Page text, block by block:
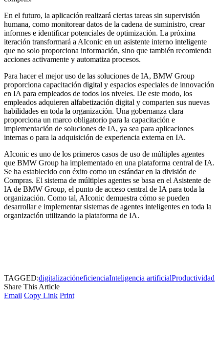
En el futuro, la aplicación realizará ciertas tareas sin supervisión
humana, como monitorear datos de la cadena de suministro, crear
informes e identificar potenciales de optimización. La próxima
iteración transformará a AIconic en un asistente interno inteligente
que no solo proporciona información, sino que también recomienda
acciones activamente y automatiza procesos.
Para hacer el mejor uso de las soluciones de IA, BMW Group
proporciona capacitación digital y espacios especiales de innovación
en IA para empleados de todos los niveles. De este modo, los
empleados adquieren alfabetización digital y comparten sus nuevas
habilidades en toda la organización. Una gobernanza clara
proporciona un marco obligatorio para la capacitación e
implementación de soluciones de IA, ya sea para aplicaciones
internas o para la adquisición de experiencia externa en IA.
AIconic es uno de los primeros casos de uso de múltiples agentes
que BMW Group ha implementado en una plataforma central de IA.
Se ha establecido con éxito como un estándar en la división de
Compras. El sistema de múltiples agentes se basa en el Asistente de
IA de BMW Group, el punto de acceso central de IA para toda la
organización. Como tal, AIconic demuestra cómo se pueden
desarrollar e implementar sistemas de agentes inteligentes en toda la
organización utilizando la plataforma de IA.
TAGGED:digitalizacióneficienciaInteligencia artificialProductividad
Share This Article
Email Copy Link Print